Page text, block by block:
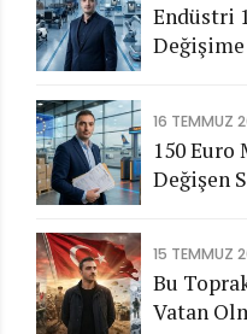
Endüstri
16 TEMMUZ
150
Değişen
15 TEMMUZ
Bu
Vatan